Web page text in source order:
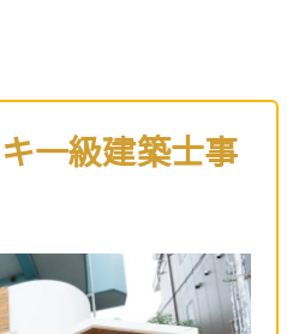
一級建築士事